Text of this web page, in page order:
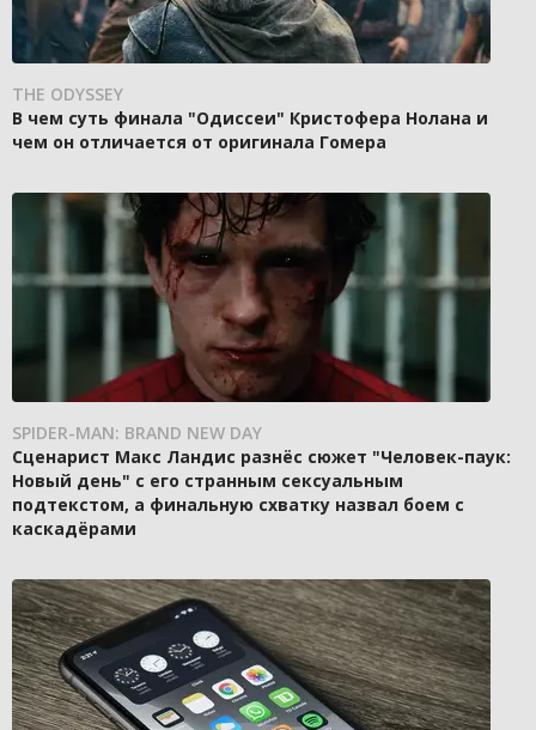
THE ODYSSEY
В чем суть финала "Одиссеи" Кристофера Нолана и
чем он отличается от оригинала Гомера
SPIDER-MAN: BRAND NEW DAY
Сценарист Макс Ландис разнёс сюжет "Человек-паук:
Новый день" с его странным сексуальным
подтекстом, а финальную схватку назвал боем с
каскадёрами